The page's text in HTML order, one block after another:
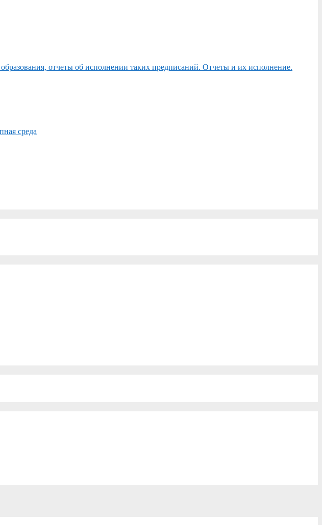
отчеты об исполнении таких предписаний. Отчеты и их исполнение.
среда